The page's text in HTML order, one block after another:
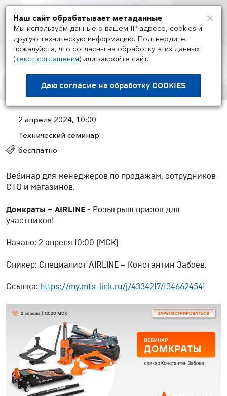
МЕРОПРИЯТИЯ/
Домкраты – AIRLINE
2 апреля 2024, 10:00
Технический семинар
бесплатно
Вебинар для менеджеров по продажам, сотрудников
СТО и магазинов.
Домкраты – AIRLINE - Розыгрыш призов для
участников!
Начало: 2 апреля 10:00 (МСК)
Спикер: Специалист AIRLINE – Константин Забоев.
Ссылка: https://my.mts-link.ru/j/4334217/1346624541
×
Наш сайт обрабатывает метаданные
Мы используем данные о вашем IP-адресе, cookies и
другую техническую информацию. Подтвердите,
пожалуйста, что согласны на обработку этих данных
(текст соглашения) или закройте сайт.
Даю согласие на обработку COOKIES